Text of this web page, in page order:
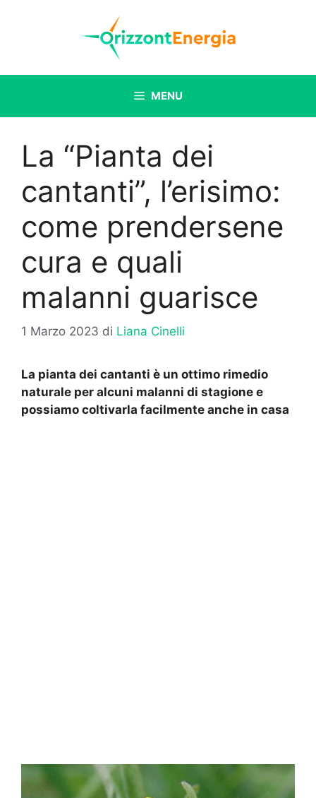
MENU
La “Pianta dei
cantanti”, l’erisimo:
come prendersene
cura e quali
malanni guarisce
1 Marzo 2023 di Liana Cinelli
La pianta dei cantanti è un ottimo rimedio
naturale per alcuni malanni di stagione e
possiamo coltivarla facilmente anche in casa